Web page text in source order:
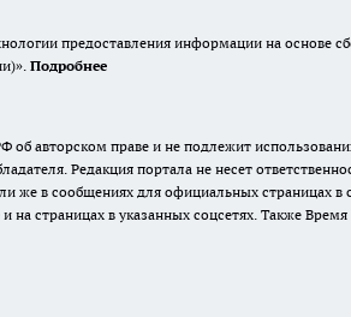
предоставления информации на основе
Подробнее
об авторском праве и не подлежит
Редакция портала не несет
же в сообщениях для официальных страницах в
на страницах в указанных соцсетях. Также